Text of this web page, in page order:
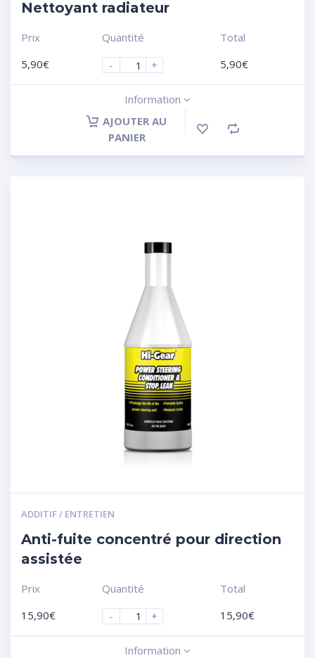
Nettoyant radiateur
Prix
5,90€
Quantité
-
+
Total
5,90€
Information
AJOUTER AU
PANIER
ADDITIF / ENTRETIEN
Anti-fuite concentré pour direction
assistée
Prix
15,90€
Quantité
-
+
Total
15,90€
Information